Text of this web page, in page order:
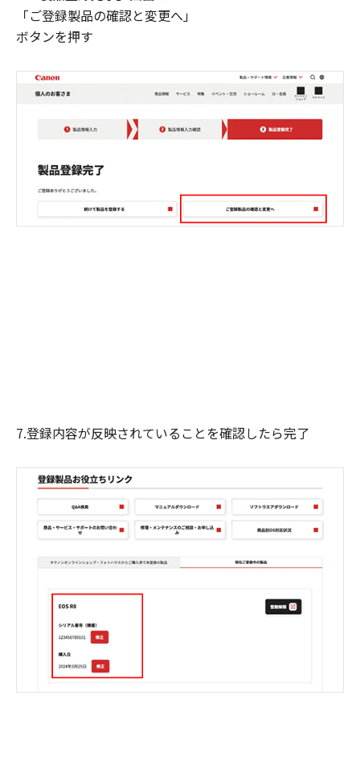
「ご登録製品の確認と変更へ」
ボタンを押す
7.登録内容が反映されていることを確認したら完了